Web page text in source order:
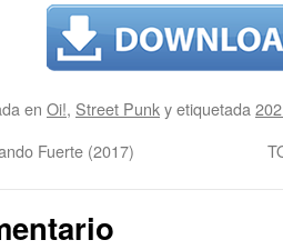
en Oi!, Street Punky etiquetada
Fuerte (2017)